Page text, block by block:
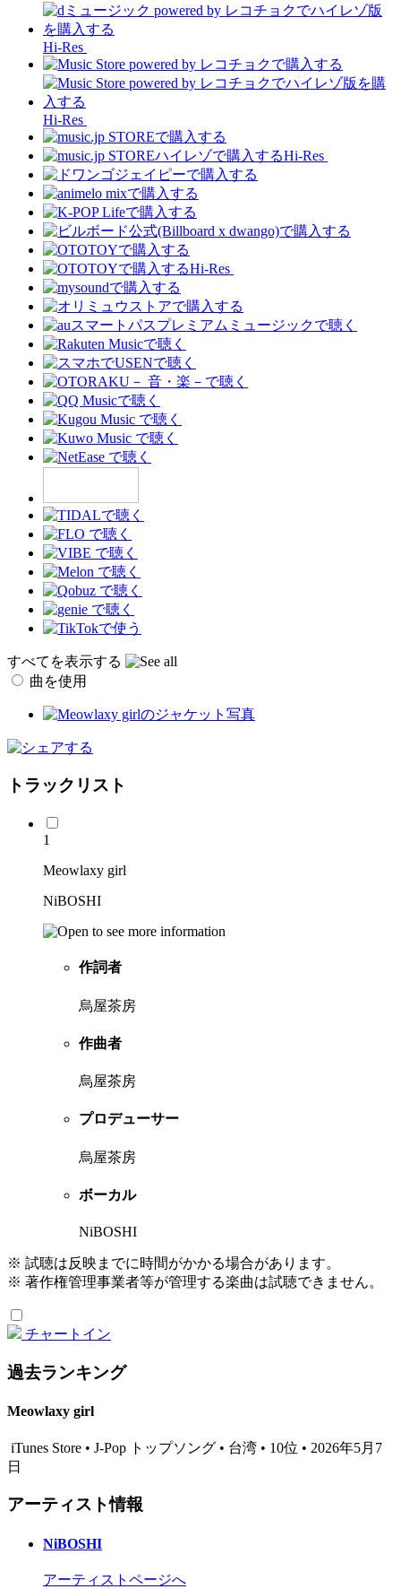
Hi-Res
Hi-Res
Hi-Res
Hi-Res
すべてを表示する
曲を使用
トラックリスト
1
Meowlaxy girl
NiBOSHI
作詞者
烏屋茶房
作曲者
烏屋茶房
プロデューサー
烏屋茶房
ボーカル
NiBOSHI
※ 試聴は反映までに時間がかかる場合があります。
※ 著作権管理事業者等が管理する楽曲は試聴できません。
チャートイン
過去ランキング
Meowlaxy girl
iTunes Store • J-Pop トップソング • 台湾 • 10位 • 2026年5月7
日
アーティスト情報
NiBOSHI
アーティストページへ